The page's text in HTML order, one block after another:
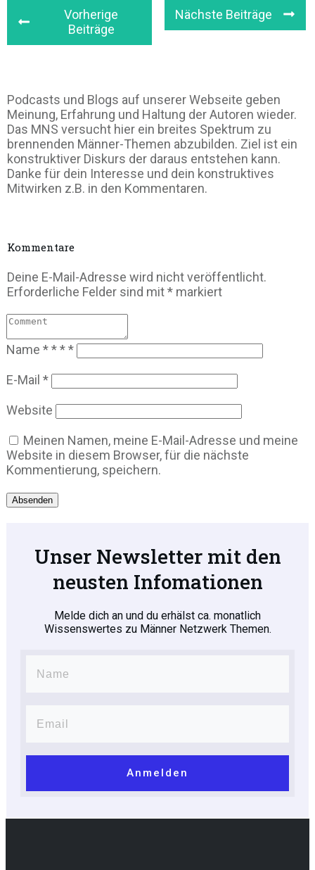
Vorherige
Beiträge
Nächste Beiträge
Podcasts und Blogs auf unserer Webseite geben
Meinung, Erfahrung und Haltung der Autoren wieder.
Das MNS versucht hier ein breites Spektrum zu
brennenden Männer-Themen abzubilden. Ziel ist ein
konstruktiver Diskurs der daraus entstehen kann.
Danke für dein Interesse und dein konstruktives
Mitwirken z.B. in den Kommentaren.
Kommentare
Deine E-Mail-Adresse wird nicht veröffentlicht.
Erforderliche Felder sind mit* markiert
Name ****
E-Mail *
Website
Meinen Namen, meine E-Mail-Adresse und meine
Website in diesem Browser, für die nächste
Kommentierung, speichern.
Absenden
Unser Newsletter mit den
neusten Infomationen
Melde dich an und du erhälst ca. monatlich
Wissenswertes zu Männer Netzwerk Themen.
Anmelden